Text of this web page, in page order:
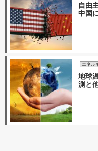
自由
中国
エネル
地球
測と